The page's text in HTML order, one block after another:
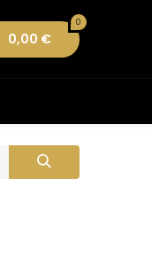
0
0,00 €